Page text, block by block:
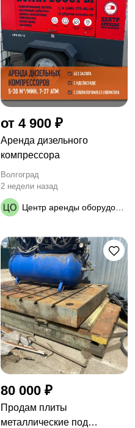
от 4 900 ₽
Аренда дизельного
компрессора
Волгоград
2 недели назад
80 000 ₽
Продам плиты
металлические под